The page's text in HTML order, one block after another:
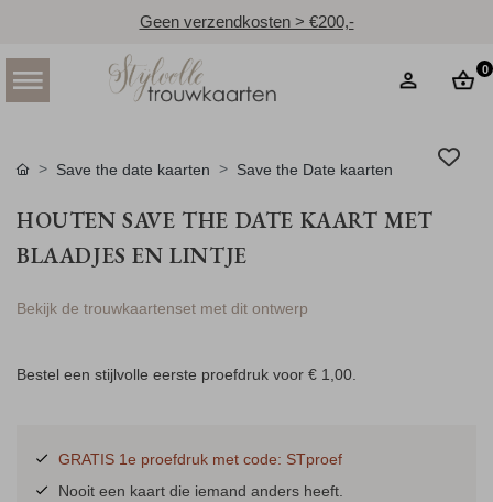
Geen verzendkosten > €200,-
0
Save the date kaarten Save the Date kaarten
HOUTEN SAVE THE DATE KAART MET
BLAADJES EN LINTJE
Bekijk de trouwkaartenset met dit ontwerp
Bestel een stijlvolle eerste proefdruk voor € 1,00.
GRATIS 1e proefdruk met code: STproef
Nooit een kaart die iemand anders heeft.